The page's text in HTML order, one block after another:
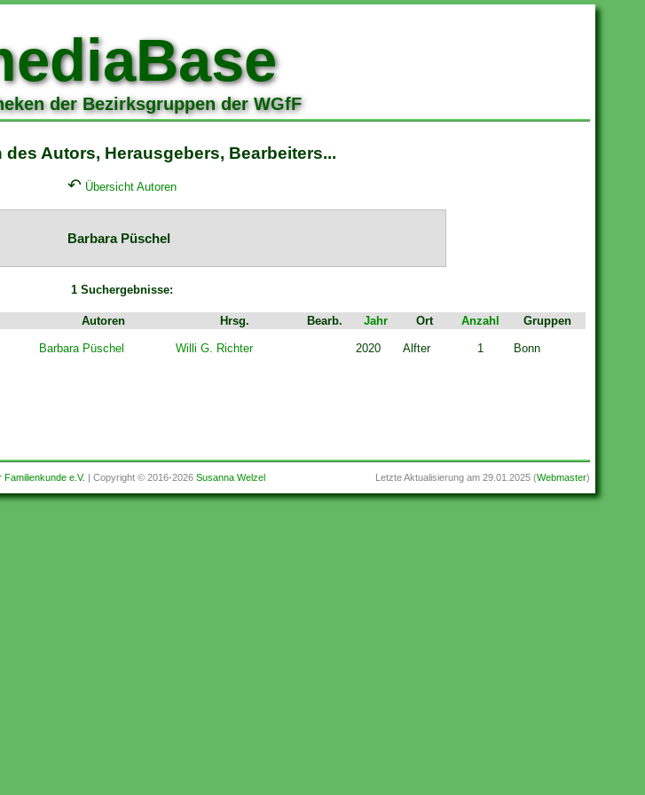
der Bezirksgruppen der WGfF
des Autors, Herausgebers, Bearbeiters...
↶ Übersicht Autoren
Barbara Püschel
1 Suchergebnisse:
Autoren Hrsg. Bearb. Jahr Ort Anzahl
Gruppen
Barbara Püschel Willi G. Richter 2020 Alfter 1 Bonn
Letzte Aktualisierung am29.01.2025(Webmaster)
e.V. | Copyright © 2016-2026Susanna Welzel